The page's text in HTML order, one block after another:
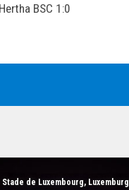
BSC 1:0
Stade de Luxembourg, Luxemburg